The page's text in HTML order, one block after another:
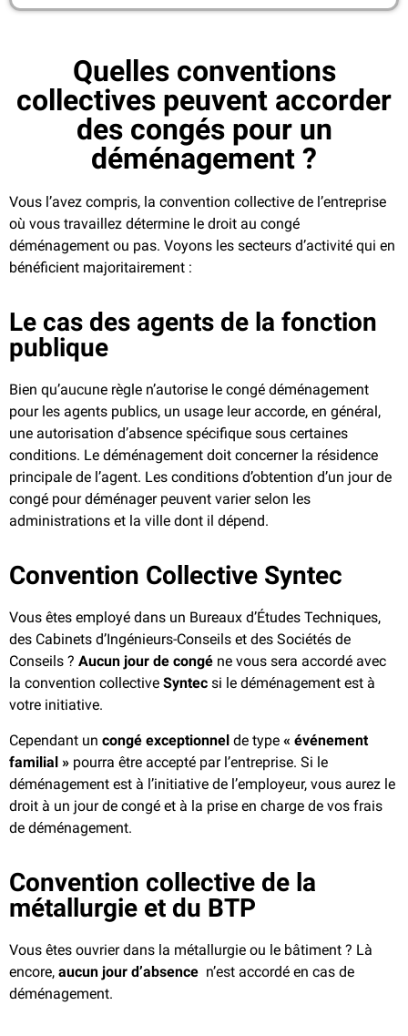
Quelles conventions
collectives peuvent accorder
des congés pour un
déménagement ?
Vous l’avez compris, la convention collective de l’entreprise
où vous travaillez détermine le droit au congé
déménagement ou pas. Voyons les secteurs d’activité qui en
bénéficient majoritairement :
Le cas des agents de la fonction
publique
Bien qu’aucune règle n’autorise le congé déménagement
pour les agents publics, un usage leur accorde, en général,
une autorisation d’absence spécifique sous certaines
conditions. Le déménagement doit concerner la résidence
principale de l’agent. Les conditions d’obtention d’un jour de
congé pour déménager peuvent varier selon les
administrations et la ville dont il dépend.
Convention Collective Syntec
Vous êtes employé dans un Bureaux d’Études Techniques,
des Cabinets d’Ingénieurs-Conseils et des Sociétés de
Conseils ? Aucun jour de congé ne vous sera accordé avec
la convention collective Syntec si le déménagement est à
votre initiative.
Cependant un congé exceptionnel de type « événement
familial » pourra être accepté par l’entreprise. Si le
déménagement est à l’initiative de l’employeur, vous aurez le
droit à un jour de congé et à la prise en charge de vos frais
de déménagement.
Convention collective de la
métallurgie et du BTP
Vous êtes ouvrier dans la métallurgie ou le bâtiment ? Là
encore, aucun jour d’absence n’est accordé en cas de
déménagement.